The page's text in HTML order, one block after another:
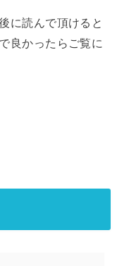
に読んで頂けると
良かったらご覧に